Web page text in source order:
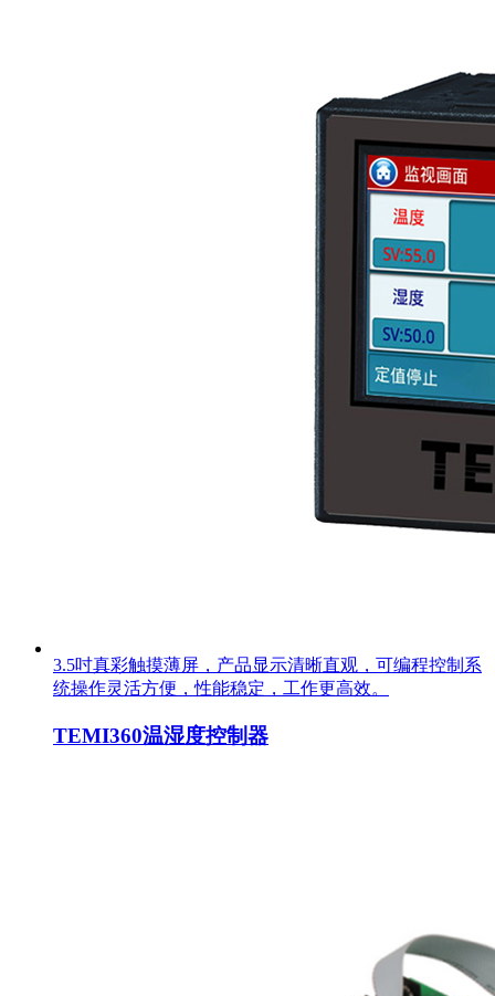
3.5吋真彩触摸薄屏，产品显示清晰直观，可编程控制系
统操作灵活方便，性能稳定，工作更高效。
TEMI360温湿度控制器